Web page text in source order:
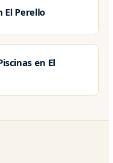
El Perello
en El